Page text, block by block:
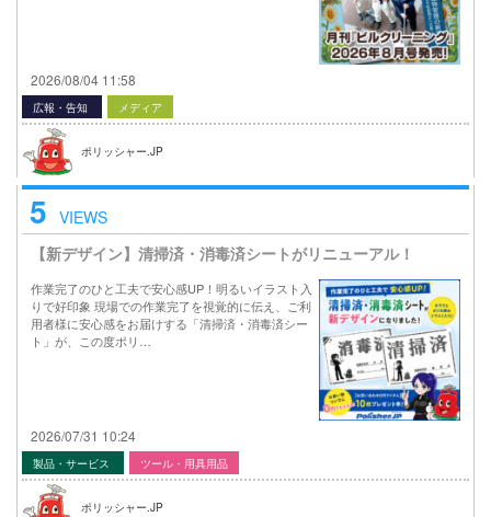
2026/08/04 11:58
広報・告知 メディア
ポリッシャー.JP
5 VIEWS
【新デザイン】清掃済・消毒済シートがリニューアル！
作業完了のひと工夫で安心感UP！明るいイラスト入
りで好印象 現場での作業完了を視覚的に伝え、ご利
用者様に安心感をお届けする「清掃済・消毒済シー
ト」が、この度ポリ…
2026/07/31 10:24
製品・サービス ツール・用具用品
ポリッシャー.JP